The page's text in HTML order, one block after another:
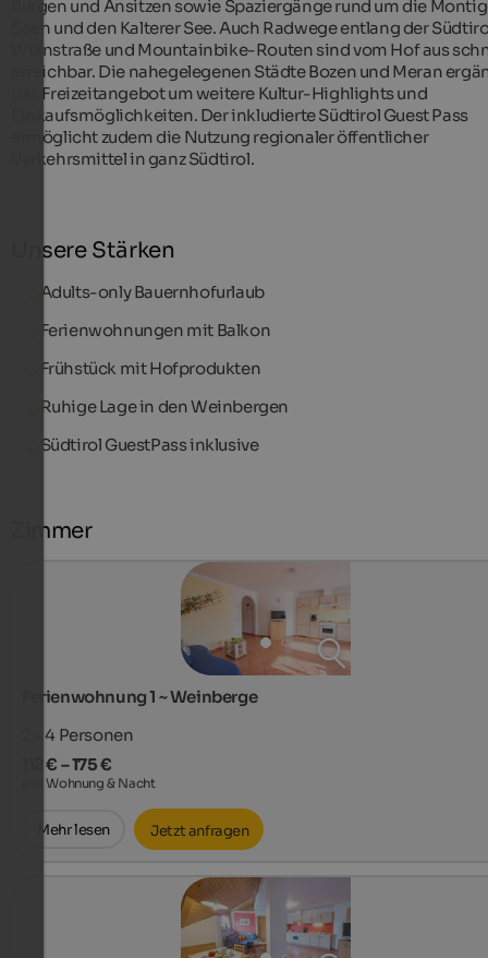
Burgen und Ansitzen sowie Spaziergänge rund um die
Seen und den Kalterer See. Auch Radwege entlang der
Weinstraße und Mountainbike-Routen sind vom Hof aus
erreichbar. Die nahegelegenen Städte Bozen und Meran
das Freizeitangebot um weitere Kultur-Highlights und
Einkaufsmöglichkeiten. Der inkludierte Südtirol Guest Pass
ermöglicht zudem die Nutzung regionaler öffentlicher
Verkehrsmittel in ganz Südtirol.
Unsere Stärken
Adults-only Bauernhofurlaub
Ferienwohnungen mit Balkon
Frühstück mit Hofprodukten
Ruhige Lage in den Weinbergen
Südtirol GuestPass inklusive
Zimmer
Ferienwohnung 1 ~ Weinberge
2 - 4 Personen
112 € – 175 €
pro Wohnung & Nacht
Mehr lesen Jetzt anfragen